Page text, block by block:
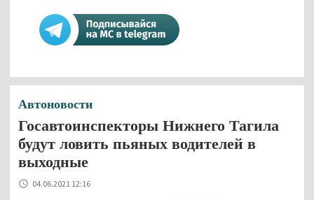
Автоновости
Госавтоинспекторы Нижнего Тагила
будут ловить пьяных водителей в
выходные
04.06.2021 12:16